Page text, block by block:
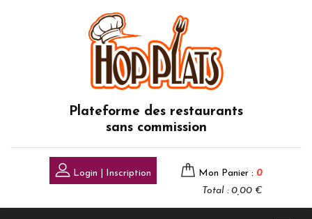
Plateforme des restaurants
sans commission
Login | Inscription Mon Panier : 0
Total : 0,00 €